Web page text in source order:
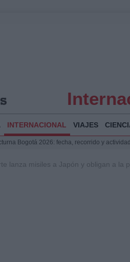
INTERNACIONAL VIAJES
Bogotá 2026: fecha, recorrido y
de la Illa Plana: Menorca apuesta por el
lanza misiles a Japón y obligan a la